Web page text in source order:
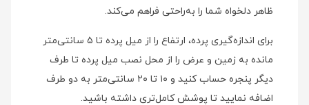
ظاهر دلخواه شما را به‌راحتی فراهم می‌کند.
برای اندازه‌گیری پرده، ارتفاع را از میل پرده تا ۵ سانتی‌متر
مانده به زمین و عرض را از محل نصب میل پرده تا طرف
دیگر پنجره حساب کنید و ۱۰ تا ۲۰ سانتی‌متر به دو طرف
اضافه نمایید تا پوشش کامل‌تری داشته باشید.